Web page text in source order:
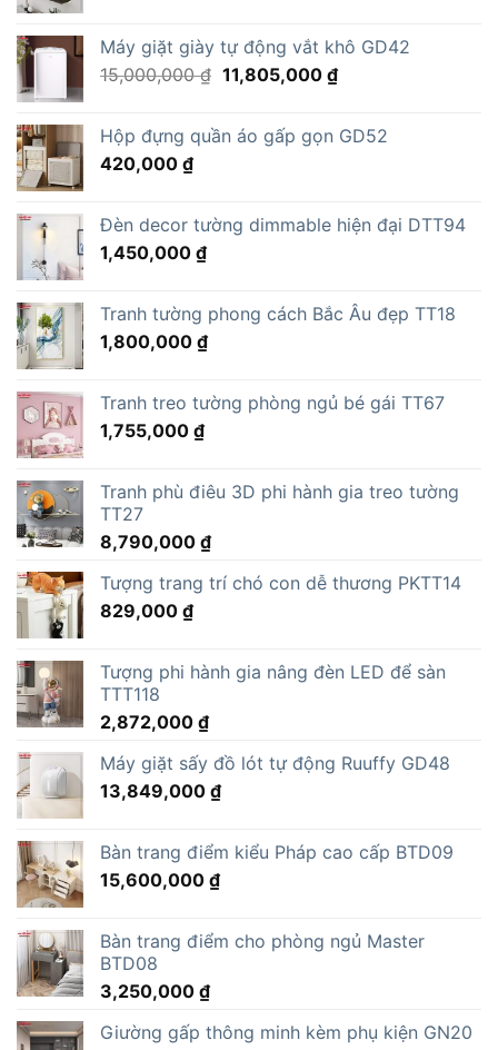
Máy giặt giày tự động vắt khô GD42
15,000,000₫ Giá
15,000,000 ₫.
11,805,000 ₫Giá
là:
Hộp đựng quần áo gấp gọn GD52
420,000 ₫
Đèn decor tường dimmable hiện đại DTT94
1,450,000 ₫
Tranh tường phong cách Bắc Âu đẹp TT18
1,800,000 ₫
Tranh treo tường phòng ngủ bé gái TT67
1,755,000 ₫
Tranh phù điêu 3D phi hành gia treo tường
TT27
8,790,000 ₫
Tượng trang trí chó con dễ thương PKTT14
829,000 ₫
Tượng phi hành gia nâng đèn LED để sàn
TTT118
2,872,000 ₫
Máy giặt sấy đồ lót tự động Ruuffy GD48
13,849,000 ₫
Bàn trang điểm kiểu Pháp cao cấp BTD09
15,600,000 ₫
Bàn trang điểm cho phòng ngủ Master
BTD08
3,250,000 ₫
Giường gấp thông minh kèm phụ kiện GN20